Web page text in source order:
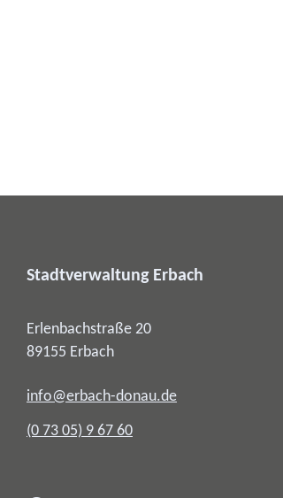
Stadtverwaltung Erbach
Erlenbachstraße 20
89155 Erbach
info@erbach-donau.de
(0 73 05) 9 67 60